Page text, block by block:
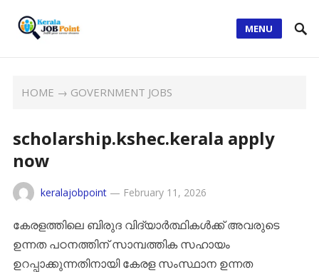
MENU
HOME → GOVERNMENT JOBS
scholarship.kshec.kerala apply
now
keralajobpoint— February 11, 2026
കേരളത്തിലെ ബിരുദ വിദ്യാർത്ഥികൾക്ക് അവരുടെ
ഉന്നത പഠനത്തിന് സാമ്പത്തിക സഹായം
ഉറപ്പാക്കുന്നതിനായി കേരള സംസ്ഥാന ഉന്നത